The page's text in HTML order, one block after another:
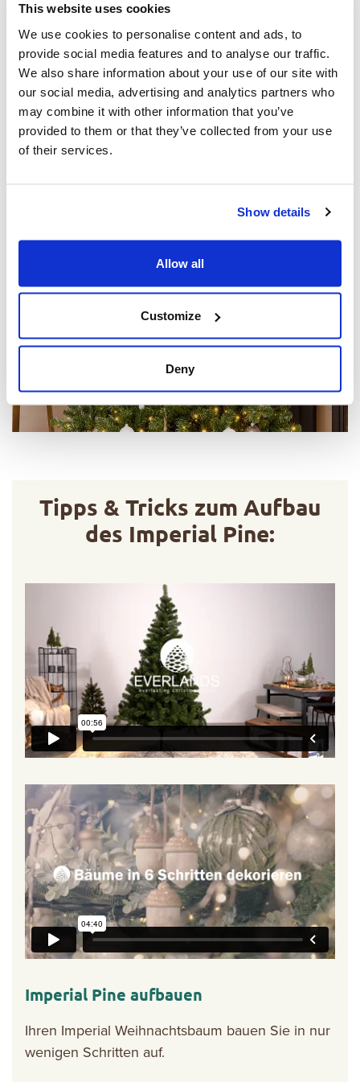
This website uses cookies
We use cookies to personalise content and ads, to
provide social media features and to analyse our traffic.
We also share information about your use of our site with
our social media, advertising and analytics partners who
may combine it with other information that you’ve
provided to them or that they’ve collected from your use
of their services.
Show details
Allow all
Customize
Deny
Rustikal
Modern
Tipps & Tricks zum Aufbau
des Imperial Pine:
Imperial Pine aufbauen
Ihren Imperial Weihnachtsbaum bauen Sie in nur
wenigen Schritten auf.